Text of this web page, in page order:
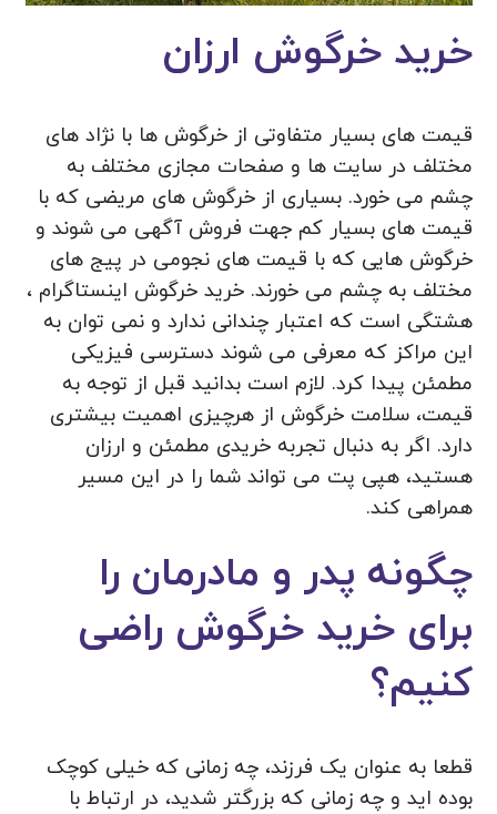
خرید خرگوش ارزان
قیمت های بسیار متفاوتی از خرگوش ها با نژاد های
مختلف در سایت ها و صفحات مجازی مختلف به
چشم می خورد. بسیاری از خرگوش های مریضی که با
قیمت های بسیار کم جهت فروش آگهی می شوند و
خرگوش هایی که با قیمت های نجومی در پیج های
مختلف به چشم می خورند. خرید خرگوش اینستاگرام ،
هشتگی است که اعتبار چندانی ندارد و نمی توان به
این مراکز که معرفی می شوند دسترسی فیزیکی
مطمئن پیدا کرد. لازم است بدانید قبل از توجه به
قیمت، سلامت خرگوش از هرچیزی اهمیت بیشتری
دارد. اگر به دنبال تجربه خریدی مطمئن و ارزان
هستید، هپی پت می تواند شما را در این مسیر
همراهی کند.
چگونه پدر و مادرمان را
برای خرید خرگوش راضی
کنیم؟
قطعا به عنوان یک فرزند، چه زمانی که خیلی کوچک
بوده اید و چه زمانی که بزرگتر شدید، در ارتباط با